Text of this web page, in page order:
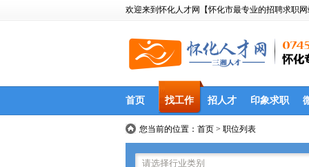
欢迎来到怀化人才网【怀化市最专业的招聘求职网
首页 找工作 招人才 印象求职
您当前的位置： 首页 > 职位列表